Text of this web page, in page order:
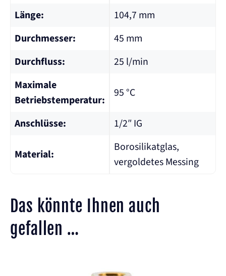
Länge:
104,7 mm
Durchmesser:
45 mm
Durchfluss:
25 l/min
Maximale
Betriebstemperatur:
95 °C
Anschlüsse: 1/2″ IG
Material:
Borosilikatglas,
vergoldetes Messing
Das könnte Ihnen auch
gefallen …